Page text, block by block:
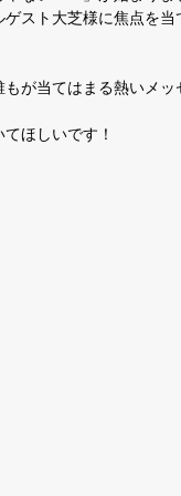
スト大芝様に焦点を
が当てはまる熱いメッ
ほしいです！